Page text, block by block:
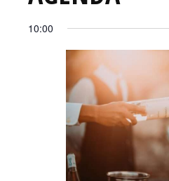
10:00